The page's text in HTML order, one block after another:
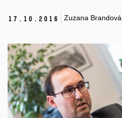
17. 10. 2016 Zuzana Brandová